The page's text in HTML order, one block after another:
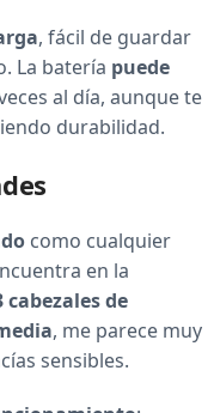
, fácil de guardar
La batería puede
al día, aunque te
durabilidad.
como cualquier
en la
cabezales de
, me parece muy
sensibles.